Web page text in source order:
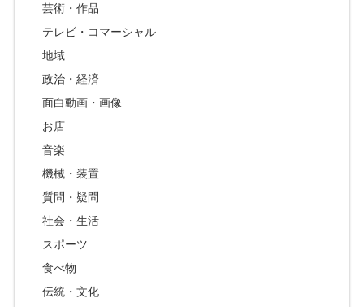
芸術・作品
テレビ・コマーシャル
地域
政治・経済
面白動画・画像
お店
音楽
機械・装置
質問・疑問
社会・生活
スポーツ
食べ物
伝統・文化